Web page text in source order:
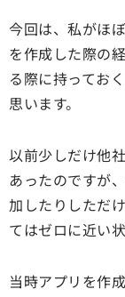
今回は、私がほ
を作成した際の
る際に持ってお
思います。
以前少しだけ他
あったのですが
加したりしただ
てはゼロに近い
当時アプリを作